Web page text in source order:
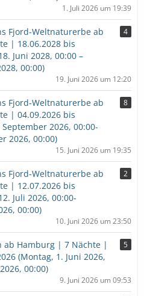
1. Juli 2026 um 19:39
Fjord-Weltnaturerbe ab
| 18.06.2028 bis
Juni 2028, 00:00 –
00:00)
4
19. Juni 2026 um 12:20
Fjord-Weltnaturerbe ab
| 04.09.2026 bis
2026, 00:00-
2026, 00:00)
8
15. Juni 2026 um 19:35
Fjord-Weltnaturerbe ab
| 12.07.2026 bis
Juli 2026, 00:00-
00:00)
2
10. Juni 2026 um 23:50
ab Hamburg | 7 Nächte |
(Montag, 1. Juni 2026,
00:00)
5
9. Juni 2026 um 09:53